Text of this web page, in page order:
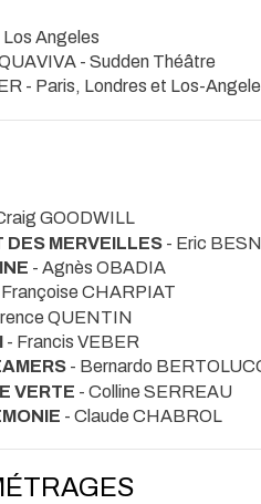
Angeles
- Sudden Théâtre
- Paris, Londres et Los-
GOODWILL
DES MERVEILLES - Eric
- Agnès OBADIA
Françoise CHARPIAT
QUENTIN
- Francis VEBER
- Bernardo
VERTE - Colline SERREAU
- Claude CHABROL